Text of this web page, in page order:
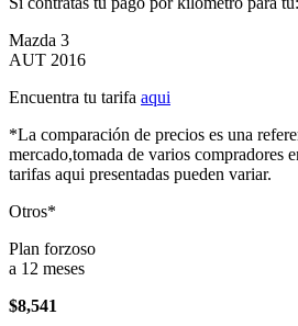
Mazda 3
AUT 2016
Encuentra tu tarifa aqui
*La comparación de precios es una
mercado,tomada de varios compradores
tarifas aqui presentadas pueden variar.
Otros*
Plan forzoso
a 12 meses
$8,541